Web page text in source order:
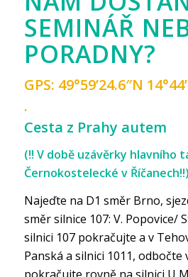
SEMINÁŘ
PORADNY?
GPS: 49°59’24.6″N
.
Cesta z Prahy autem
(!! V době uzávěrky hlavního
Černokostelecké v Říčanech!!)
Najeďte na D1 směr Brno,
směr silnice 107: V. Popovice/
silnici 107 pokračujte a v
Panská a silnici 1011, odbočte